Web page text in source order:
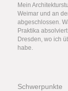
Mein
Weimar und an
abgeschlossen.
Praktika
Dresden, wo ich
habe.
Schwerpunkte